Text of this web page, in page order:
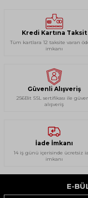
Kredi Kartına Taksit
Tüm kartlara 12 taksite varan
imkanı
Güvenli Alışveriş
256Bit SSL sertifikası ile
alışveriş
İade İmkanı
14 iş günü içerisinde ücretsiz
imkanı
E-